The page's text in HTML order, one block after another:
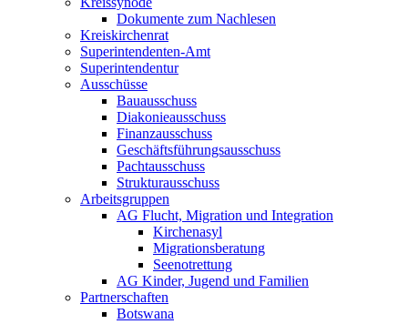
Dokumente zum Nachlesen
Kreiskirchenrat
Superintendenten-Amt
Superintendentur
Ausschüsse
Bauausschuss
Diakonieausschuss
Finanzausschuss
Geschäftsführungsausschuss
Pachtausschuss
Strukturausschuss
Arbeitsgruppen
AG Flucht, Migration und Integration
Kirchenasyl
Migrationsberatung
Seenotrettung
AG Kinder, Jugend und Familien
Partnerschaften
Botswana